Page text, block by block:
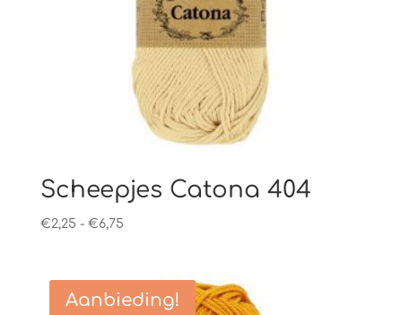
Scheepjes Catona 404
€2,25 - €6,75Prijsklasse:
Aanbieding!